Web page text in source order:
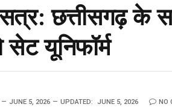
छत्तीसगढ़ के
यूनिफॉर्म
JUNE 5, 2026 UPDATED: JUNE 5, 2026 NO